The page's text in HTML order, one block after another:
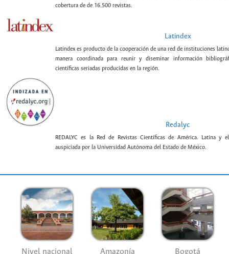
cobertura de de 16.500 revistas.
Latindex
Latindex es producto de la cooperación de una red de instituciones
manera coordinada para reunir y diseminar información
científicas seriadas producidas en la región.
Redalyc
REDALYC es la Red de Revistas Científicas de América. Latina y
auspiciada por la Universidad Autónoma del Estado de México.
Nivel nacional Amazonía Bogotá